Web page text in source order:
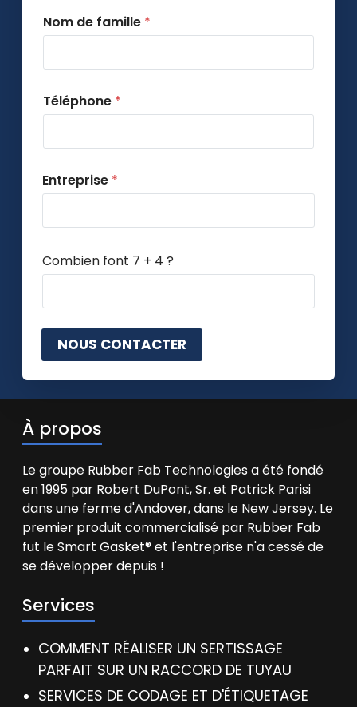
Nom de famille *
Téléphone *
Entreprise *
C
a
t
h
p
e
r
o
n
a
l
i
s
é
*
Combien font 7 + 4 ?
NOUS CONTACTER
À propos
Le groupe Rubber Fab Technologies a été fondé
en 1995 par Robert DuPont, Sr. et Patrick Parisi
dans une ferme d'Andover, dans le New Jersey. Le
premier produit commercialisé par Rubber Fab
fut le Smart Gasket® et l'entreprise n'a cessé de
se développer depuis !
Services
COMMENT RÉALISER UN SERTISSAGE
PARFAIT SUR UN RACCORD DE TUYAU
SERVICES DE CODAGE ET D'ÉTIQUETAGE